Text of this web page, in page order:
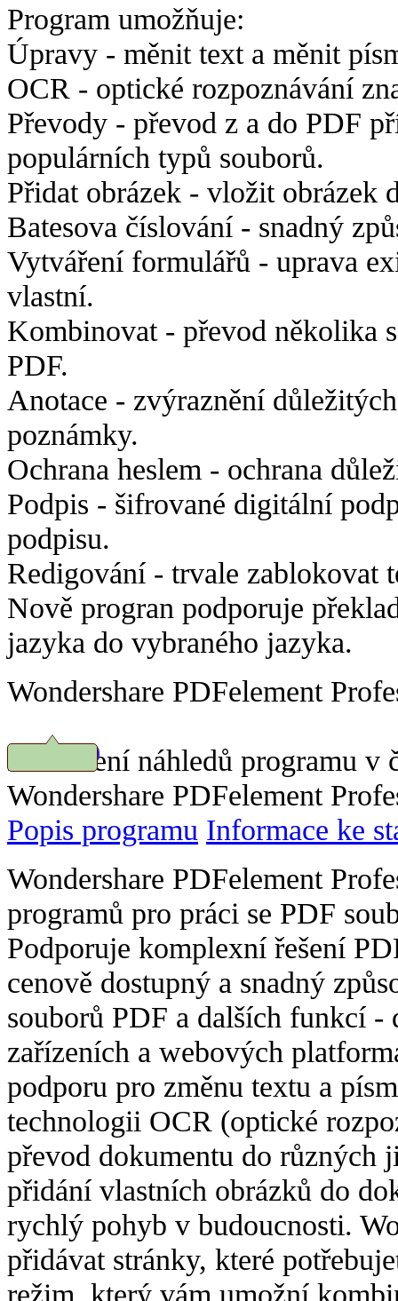
Program umožňuje:
Úpravy - měnit text a měnit
OCR - optické rozpoznávání
Převody - převod z a do PDF
populárních typů souborů.
Přidat obrázek - vložit obrázek
Batesova číslování - snadný
Vytváření formulářů - uprava
vlastní.
Kombinovat - převod několika
PDF.
Anotace - zvýraznění
poznámky.
Ochrana heslem - ochrana
Podpis - šifrované digitální
podpisu.
Redigování - trvale zablokovat
Nově progran podporuje
jazyka do vybraného jazyka.
Wondershare PDFelement
Prohlížení náhledů programu v
Wondershare PDFelement
Popis programu Informace ke
Wondershare PDFelement
programů pro práci se PDF
Podporuje komplexní řešení
cenově dostupný a snadný
souborů PDF a dalších funkcí
zařízeních a webových
podporu pro změnu textu a
technologii OCR (optické
převod dokumentu do různých
přidání vlastních obrázků do
rychlý pohyb v budoucnosti.
přidávat stránky, které
režim, který vám umožní